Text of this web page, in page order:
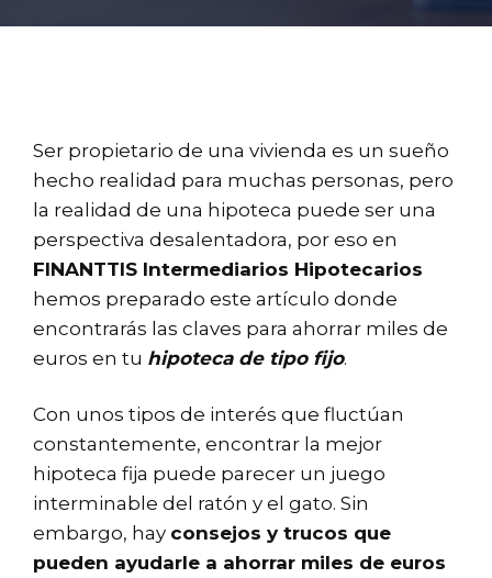
Ser propietario de una vivienda es un sueño
hecho realidad para muchas personas, pero
la realidad de una hipoteca puede ser una
perspectiva desalentadora, por eso en
FINANTTIS Intermediarios Hipotecarios
hemos preparado este artículo donde
encontrarás las claves para ahorrar miles de
euros en tu hipoteca de tipo fijo.
Con unos tipos de interés que fluctúan
constantemente, encontrar la mejor
hipoteca fija puede parecer un juego
interminable del ratón y el gato. Sin
embargo, hay consejos y trucos que
pueden ayudarle a ahorrar miles de euros